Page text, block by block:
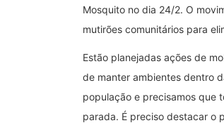
Mosquito no dia 24/2. O
mutirões comunitários para
Estão planejadas ações de
de manter ambientes dentro
população e precisamos que
parada. É preciso destacar o